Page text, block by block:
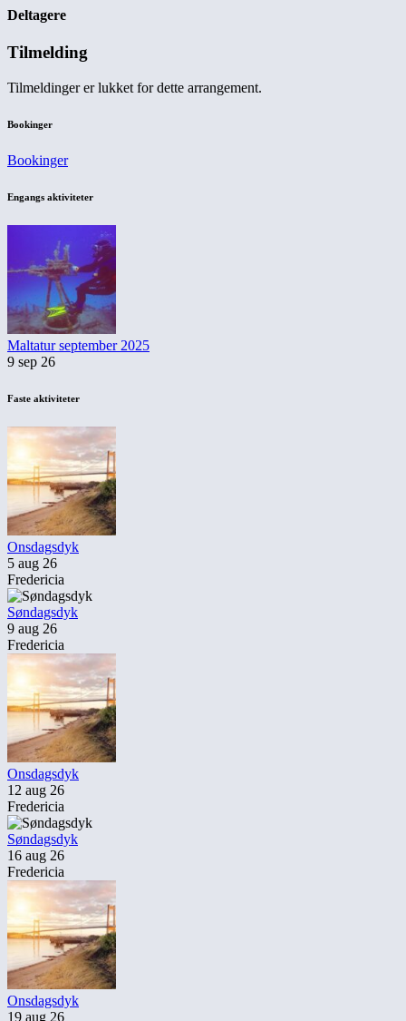
Deltagere
Tilmelding
Tilmeldinger er lukket for dette arrangement.
Bookinger
Bookinger
Engangs aktiviteter
Maltatur september 2025
9 sep 26
Faste aktiviteter
Onsdagsdyk
5 aug 26
Fredericia
Søndagsdyk
9 aug 26
Fredericia
Onsdagsdyk
12 aug 26
Fredericia
Søndagsdyk
16 aug 26
Fredericia
Onsdagsdyk
19 aug 26